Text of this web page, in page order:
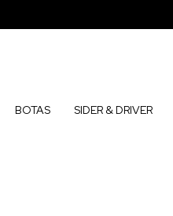
BOTAS SIDER & DRIVER